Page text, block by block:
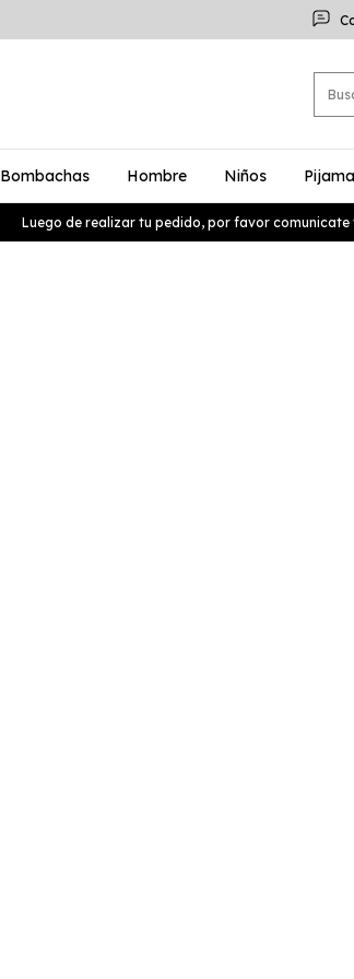
Bombachas Hombre Niños
Luego de realizar tu pedido, por favor comunicate